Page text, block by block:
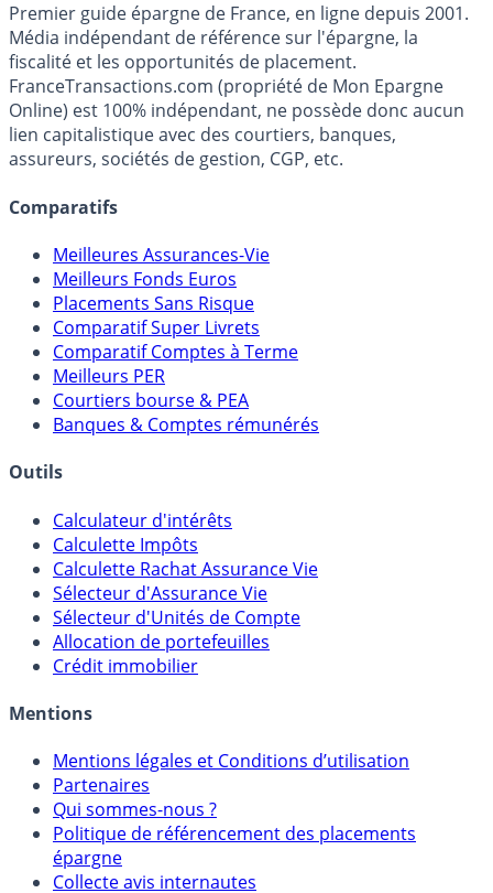
Premier guide épargne de France, en ligne depuis 2001.
Média indépendant de référence sur l'épargne, la
fiscalité et les opportunités de placement.
FranceTransactions.com (propriété de Mon Epargne
Online) est 100% indépendant, ne possède donc aucun
lien capitalistique avec des courtiers, banques,
assureurs, sociétés de gestion, CGP, etc.
Comparatifs
Meilleures Assurances-Vie
Meilleurs Fonds Euros
Placements Sans Risque
Comparatif Super Livrets
Comparatif Comptes à Terme
Meilleurs PER
Courtiers bourse & PEA
Banques & Comptes rémunérés
Outils
Calculateur d'intérêts
Calculette Impôts
Calculette Rachat Assurance Vie
Sélecteur d'Assurance Vie
Sélecteur d'Unités de Compte
Allocation de portefeuilles
Crédit immobilier
Mentions
Mentions légales et Conditions d’utilisation
Partenaires
Qui sommes-nous ?
Politique de référencement des placements
épargne
Collecte avis internautes